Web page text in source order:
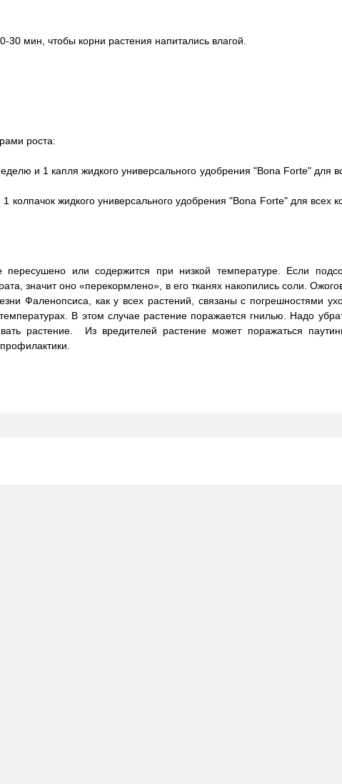
мин, чтобы корни растения напитались влагой.
роста:
и 1 капля жидкого универсального удобрения "Bona Forte" для
жидкого универсального удобрения "Bona Forte" для всех
пересушено или содержится при низкой температуре. Если
значит оно «перекормлено», в его тканях накопились соли.
Фаленопсиса, как у всех растений, связаны с погрешностями
В этом случае растение поражается гнилью. Надо
растение. Из вредителей растение может поражаться